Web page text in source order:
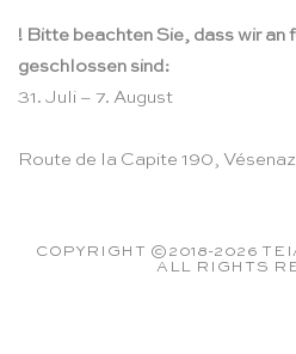
! Bitte beachten Sie, dass wir an
geschlossen sind:
31. Juli – 7. August
Route de la Capite 190, Vésenaz
COPYRIGHT ©2018-2026
ALL RIGHTS